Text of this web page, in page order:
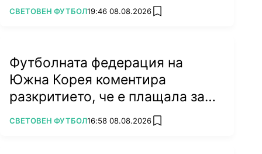
ПОВЕЧЕ ОТ
СВЕТОВЕН ФУТБОЛ19:46 08.08.2026 add favorites
Футболната федерация на
Южна Корея коментира
разкритието, че е плащала за
секс
ПОВЕЧЕ ОТ
СВЕТОВЕН ФУТБОЛ16:58 08.08.2026 add favorites